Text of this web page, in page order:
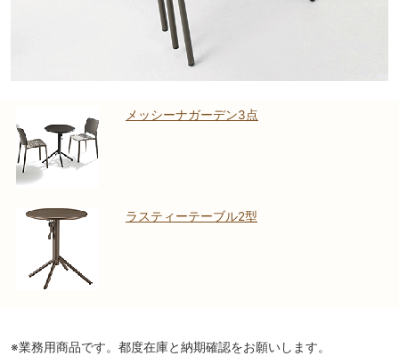
メッシーナガーデン3点
ラスティーテーブル2型
※業務用商品です。都度在庫と納期確認をお願いします。